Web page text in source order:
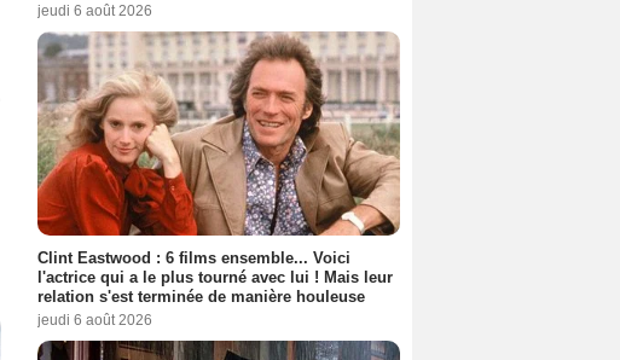
jeudi 6 août 2026
Clint Eastwood : 6 films ensemble... Voici
l'actrice qui a le plus tourné avec lui ! Mais leur
relation s'est terminée de manière houleuse
jeudi 6 août 2026